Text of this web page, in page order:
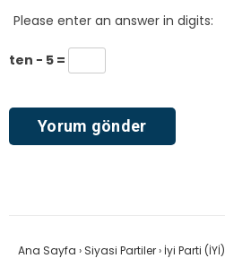
Please enter an answer in digits:
ten − 5 =
Ana Sayfa › Siyasi Partiler› İyi Parti (İYİ)